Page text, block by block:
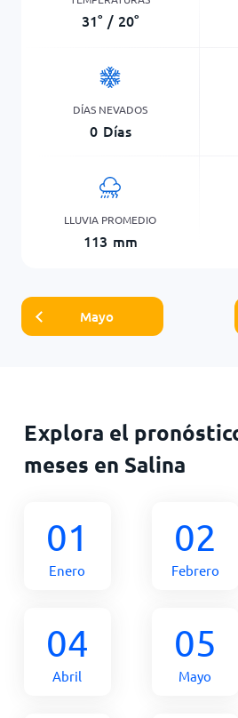
31° / 20°
DÍAS NEVADOS
0 Días
LLUVIA PROMEDIO
113 mm
Mayo
Explora el
meses en Salina
01
Enero
02
Febrero
04
Abril
05
Mayo